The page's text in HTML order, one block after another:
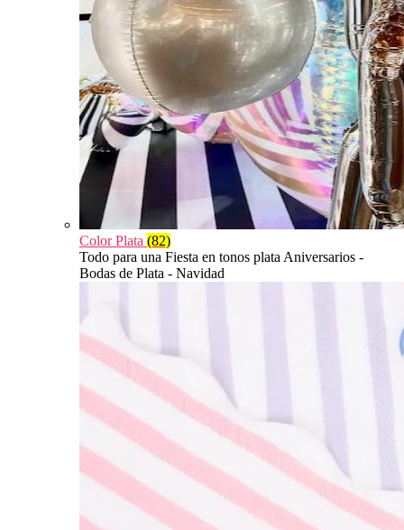
Color Plata (82)
Todo para una Fiesta en tonos plata Aniversarios -
Bodas de Plata - Navidad